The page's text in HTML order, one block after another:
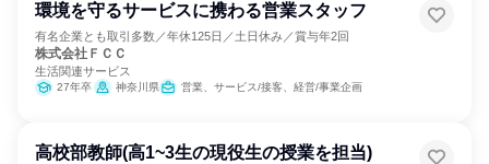
環境を守るサービスに携わる営業スタッフ
有名企業とも取引多数／年休125日／土日休み／賞与年2回
株式会社ＦＣＣ
生活関連サービス
27年卒 神奈川県 営業、サービス/接客、経営/事業企画
高校部教師(高1~3生の現役生の授業を担当)